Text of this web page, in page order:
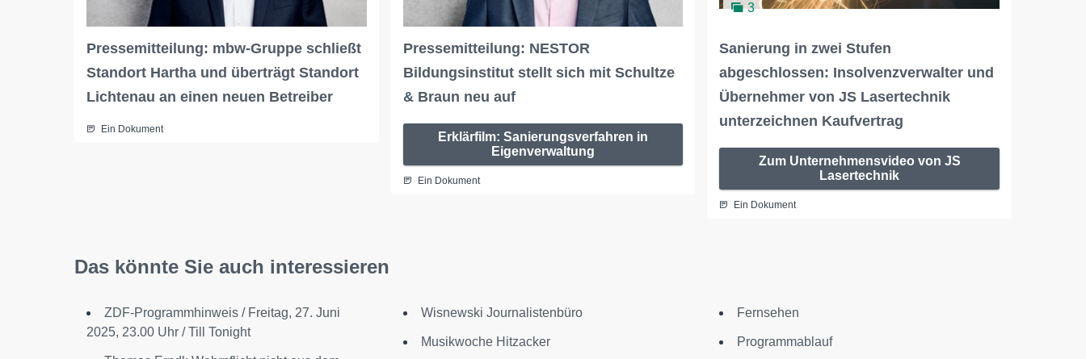
Pressemitteilung: mbw-Gruppe schließt
Standort Hartha und überträgt Standort
Lichtenau an einen neuen Betreiber
Ein Dokument
Pressemitteilung: NESTOR
Bildungsinstitut stellt sich mit Schultze
& Braun neu auf
Erklärfilm: Sanierungsverfahren in
Eigenverwaltung
Ein Dokument
3
Sanierung in zwei Stufen
abgeschlossen: Insolvenzverwalter und
Übernehmer von JS Lasertechnik
unterzeichnen Kaufvertrag
Zum Unternehmensvideo von JS
Lasertechnik
Ein Dokument
Das könnte Sie auch interessieren
ZDF-Programmhinweis / Freitag, 27. Juni
2025, 23.00 Uhr / Till Tonight
Wisnewski Journalistenbüro
Musikwoche Hitzacker
Fernsehen
Programmablauf